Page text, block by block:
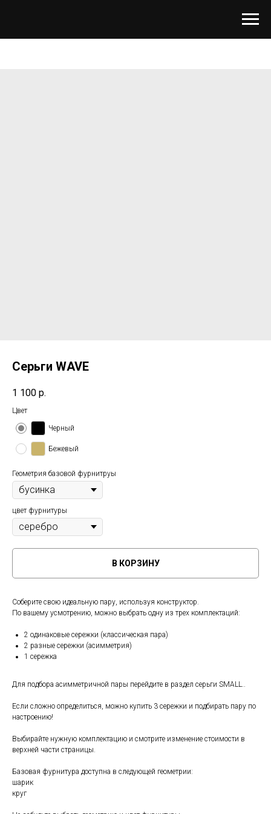
Серьги WAVE
1 100 р.
Цвет
Черный
Бежевый
Геометрия базовой фурнитруы
цвет фурнитуры
В КОРЗИНУ
Соберите свою идеальную пару, используя конструктор.
По вашему усмотрению, можно выбрать одну из трех комплектаций:
2 одинаковые сережки (классическая пара)
2 разные сережки (асимметрия)
1 сережка
Для подбора асимметричной пары перейдите в раздел серьги SMALL..
Если сложно определиться, можно купить 3 сережки и подбирать пару по
настроению!
Выбирайте нужную комплектацию и смотрите изменение стоимости в
верхней части страницы.
Базовая фурнитура доступна в следующей геометрии:
шарик
круг